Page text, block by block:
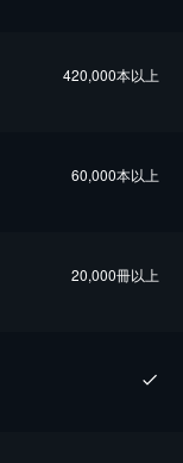
420,000本以上
60,000本以上
20,000冊以上